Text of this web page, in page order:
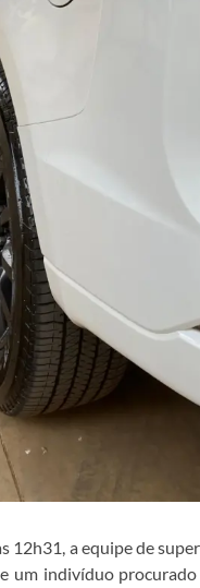
12h31, a equipe de
um indivíduo